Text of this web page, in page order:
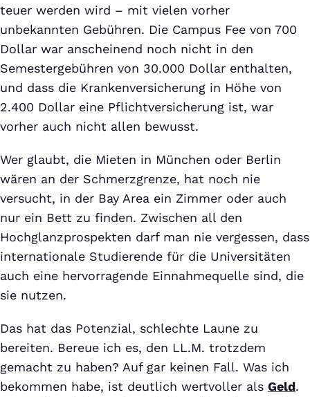
teuer werden wird – mit vielen vorher
unbekannten Gebühren. Die Campus Fee von 700
Dollar war anscheinend noch nicht in den
Semestergebühren von 30.000 Dollar enthalten,
und dass die Krankenversicherung in Höhe von
2.400 Dollar eine Pflichtversicherung ist, war
vorher auch nicht allen bewusst.
Wer glaubt, die Mieten in München oder Berlin
wären an der Schmerzgrenze, hat noch nie
versucht, in der Bay Area ein Zimmer oder auch
nur ein Bett zu finden. Zwischen all den
Hochglanzprospekten darf man nie vergessen, dass
internationale Studierende für die Universitäten
auch eine hervorragende Einnahmequelle sind, die
sie nutzen.
Das hat das Potenzial, schlechte Laune zu
bereiten. Bereue ich es, den LL.M. trotzdem
gemacht zu haben? Auf gar keinen Fall. Was ich
bekommen habe, ist deutlich wertvoller als Geld.